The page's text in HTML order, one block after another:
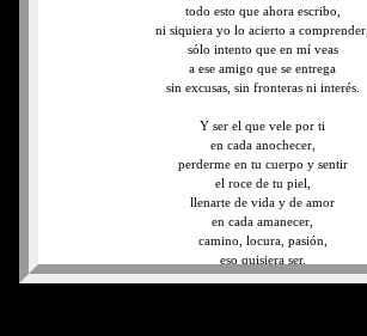
todo esto que ahora escribo,
ni siquiera yo lo acierto a comprender,
sólo intento que en mí veas
a ese amigo que se entrega
sin excusas, sin fronteras ni interés.
Y ser el que vele por ti
en cada anochecer,
perderme en tu cuerpo y sentir
el roce de tu piel,
llenarte de vida y de amor
en cada amanecer,
camino, locura, pasión,
eso quisiera ser.